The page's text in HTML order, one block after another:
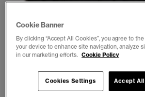
Cookie Banner
By clicking “Accept All Cookies”, you agree to
your device to enhance site navigation, analyze
in our marketing efforts. Cookie Policy
Cookies Settings Accept